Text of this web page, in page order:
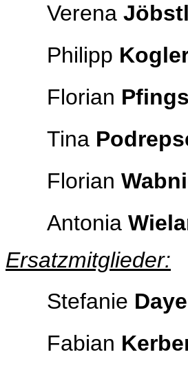
Verena Jöbstl
Philipp
Florian
Tina
Florian
Antonia
Ersatzmitglieder:
Stefanie
Fabian